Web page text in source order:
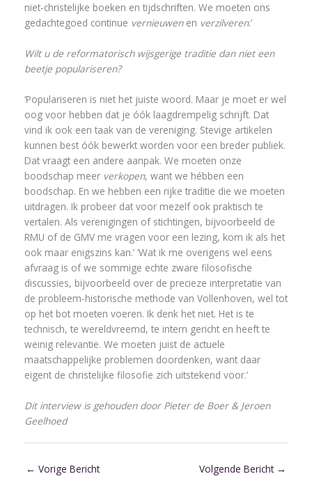
niet-christelijke boeken en tijdschriften. We moeten ons
gedachtegoed continue vernieuwenen verzilveren.’
Wilt u de reformatorisch wijsgerige traditie dan niet een
beetje populariseren?
‘Populariseren is niet het juiste woord. Maar je moet er wel
oog voor hebben dat je óók laagdrempelig schrijft. Dat
vind ik ook een taak van de vereniging. Stevige artikelen
kunnen best óók bewerkt worden voor een breder publiek.
Dat vraagt een andere aanpak. We moeten onze
boodschap meer verkopen, want we hébben een
boodschap. En we hebben een rijke traditie die we moeten
uitdragen. Ik probeer dat voor mezelf ook praktisch te
vertalen. Als verenigingen of stichtingen, bijvoorbeeld de
RMU of de GMV me vragen voor een lezing, kom ik als het
ook maar enigszins kan.’ ‘Wat ik me overigens wel eens
afvraag is of we sommige echte zware filosofische
discussies, bijvoorbeeld over de precieze interpretatie van
de probleem-historische methode van Vollenhoven, wel tot
op het bot moeten voeren. Ik denk het niet. Het is te
technisch, te wereldvreemd, te intern gericht en heeft te
weinig relevantie. We moeten juist de actuele
maatschappelijke problemen doordenken, want daar
eigent de christelijke filosofie zich uitstekend voor.’
Dit interview is gehouden door Pieter de Boer & Jeroen
Geelhoed
← Vorige Bericht Volgende Bericht →